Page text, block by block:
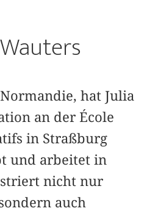
hat Julia
an der École
in Straßburg
und arbeitet in
nicht nur
auch